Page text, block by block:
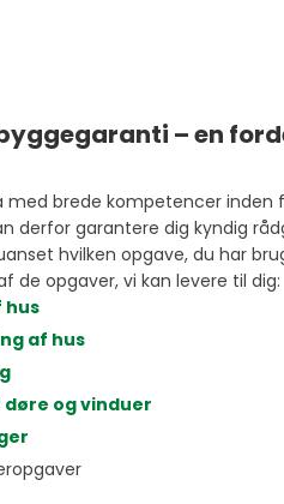
– en
brede kompetencer inden
derfor garantere dig kyndig
hvilken opgave, du har
de opgaver, vi kan levere til dig:
hus
af hus
og vinduer